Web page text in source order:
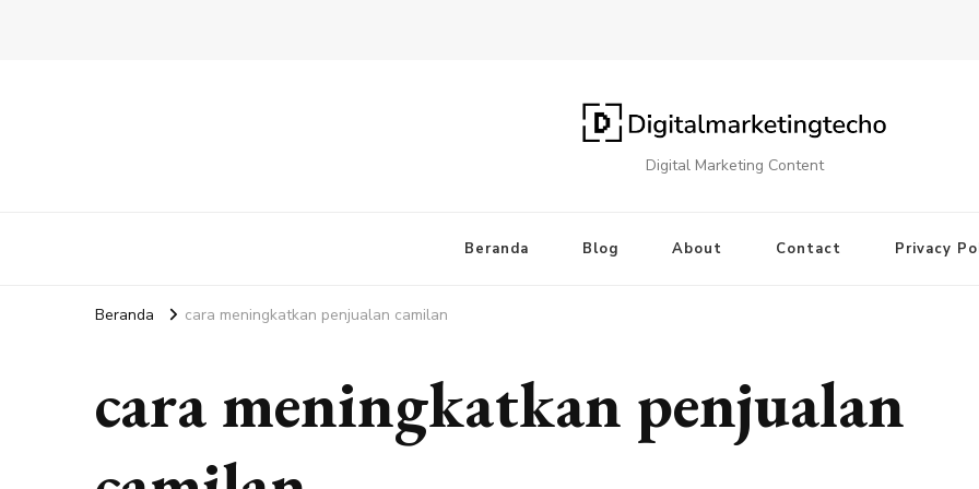
Digital Marketing Content
Beranda Blog About Contact Privacy
Beranda cara meningkatkan penjualan camilan
cara meningkatkan penjualan